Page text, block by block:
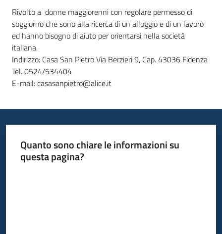
Rivolto a donne maggiorenni con regolare permesso di
soggiorno che sono alla ricerca di un alloggio e di un lavoro
ed hanno bisogno di aiuto per orientarsi nella società
italiana.
Indirizzo: Casa San Pietro Via Berzieri 9, Cap. 43036 Fidenza
Tel. 0524/534404
E-mail: casasanpietro@alice.it
Quanto sono chiare le informazioni su
questa pagina?